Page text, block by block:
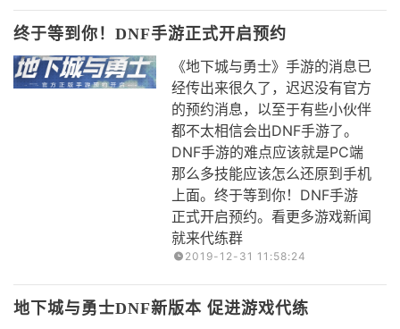
终于等到你！DNF手游正式开启预约
《地下城与勇士》手游的消息已
经传出来很久了，迟迟没有官方
的预约消息，以至于有些小伙伴
都不太相信会出DNF手游了。
DNF手游的难点应该就是PC端
那么多技能应该怎么还原到手机
上面。终于等到你！DNF手游
正式开启预约。看更多游戏新闻
就来代练群
2019-12-31 11:58:24
地下城与勇士DNF新版本 促进游戏代练